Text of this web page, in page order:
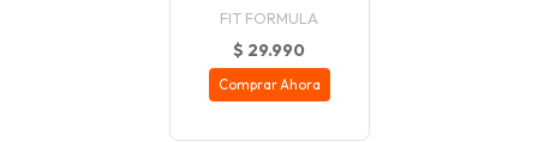
FIT FORMULA
$ 29.990
Comprar Ahora